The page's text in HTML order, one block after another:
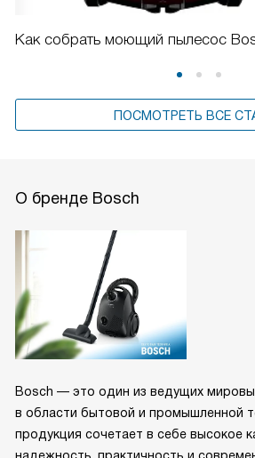
Как собрать моющий пылесос
ПОСМОТРЕТЬ ВСЕ
О бренде Bosch
Bosch — это один из ведущих
в области бытовой и промышленной
продукция сочетает в себе высокое
надежность, практичность и